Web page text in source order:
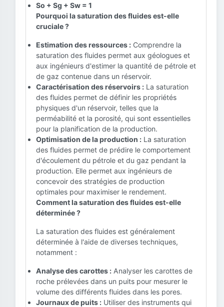
So + Sg + Sw = 1
Pourquoi la saturation des fluides est-elle
cruciale ?
Estimation des ressources : Comprendre la
saturation des fluides permet aux géologues et
aux ingénieurs d'estimer la quantité de pétrole et
de gaz contenue dans un réservoir.
Caractérisation des réservoirs : La saturation
des fluides permet de définir les propriétés
physiques d'un réservoir, telles que la
perméabilité et la porosité, qui sont essentielles
pour la planification de la production.
Optimisation de la production : La saturation
des fluides permet de prédire le comportement
d'écoulement du pétrole et du gaz pendant la
production. Elle permet aux ingénieurs de
concevoir des stratégies de production
optimales pour maximiser le rendement.
Comment la saturation des fluides est-elle
déterminée ?
La saturation des fluides est généralement
déterminée à l'aide de diverses techniques,
notamment :
Analyse des carottes : Analyser les carottes de
roche prélevées dans un puits pour mesurer le
volume des différents fluides dans les pores.
Journaux de puits : Utiliser des instruments qui